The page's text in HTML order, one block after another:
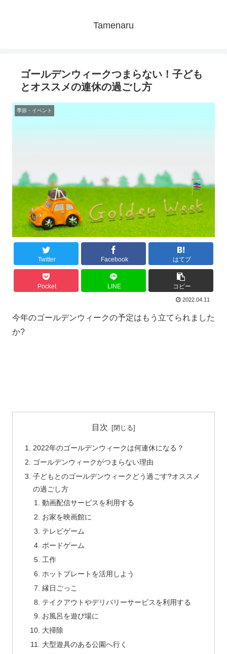
Tamenaru
ゴールデンウィークつまらない！子ども
とオススメの連休の過ごし方
季節・イベント
Twitter Facebook はてブ
Pocket LINE コピー
2022.04.11
今年のゴールデンウィークの予定はもう立てられました
か?
目次
2022年のゴールデンウィークは何連休になる？
ゴールデンウィークがつまらない理由
子どもとのゴールデンウィークどう過ごす?オススメ
の過ごし方
動画配信サービスを利用する
お家を映画館に
テレビゲーム
ボードゲーム
工作
ホットプレートを活用しよう
縁日ごっこ
テイクアウトやデリバリーサービスを利用する
お風呂を遊び場に
大掃除
大型遊具のある公園へ行く